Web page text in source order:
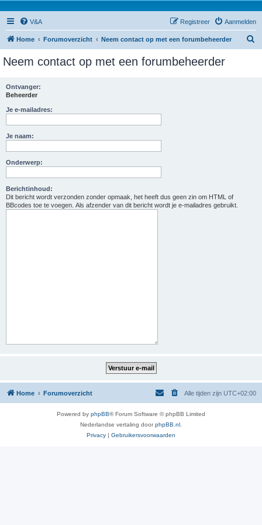
V&A Aanmelden
Registreer
Home Forumoverzicht Neem contact op met een forumbeheerder
Neem contact op met een forumbeheerder
Ontvanger:
Beheerder
Je e-mailadres:
Je naam:
Onderwerp:
Berichtinhoud:
Dit bericht wordt verzonden zonder opmaak, het heeft dus geen zin om HTML of
BBcodes toe te voegen. Als afzender van dit bericht wordt je e-mailadres gebruikt.
Home Forumoverzicht Alle tijden zijn UTC+02:00
Powered by phpBB® Forum Software © phpBB Limited
Nederlandse vertaling doorphpBB.nl
Privacy | Gebruikersvoorwaarden